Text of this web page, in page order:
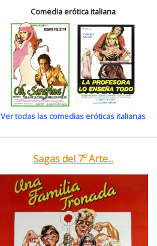
Comedia erótica italiana
Ver todas las comedias eróticas italianas
Sagas del 7º Arte...